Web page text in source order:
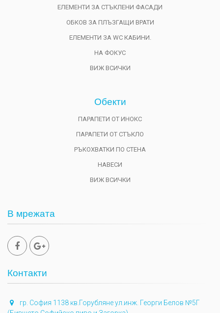
ЕЛЕМЕНТИ ЗА СТЪКЛЕНИ ФАСАДИ
ОБКОВ ЗА ПЛЪЗГАЩИ ВРАТИ
ЕЛЕМЕНТИ ЗА WC КАБИНИ.
НА ФОКУС
ВИЖ ВСИЧКИ
Обекти
ПАРАПЕТИ ОТ ИНОКС
ПАРАПЕТИ ОТ СТЪКЛО
РЪКОХВАТКИ ПО СТЕНА
НАВЕСИ
ВИЖ ВСИЧКИ
В мрежата
Контакти
гр. София 1138 кв.Горубляне ул.инж. Георги Белов №5Г